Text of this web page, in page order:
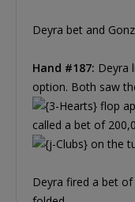
Deyra bet and
Hand #187: Deyra
option. Both saw
flop
called a bet of
on the
Deyra fired a bet